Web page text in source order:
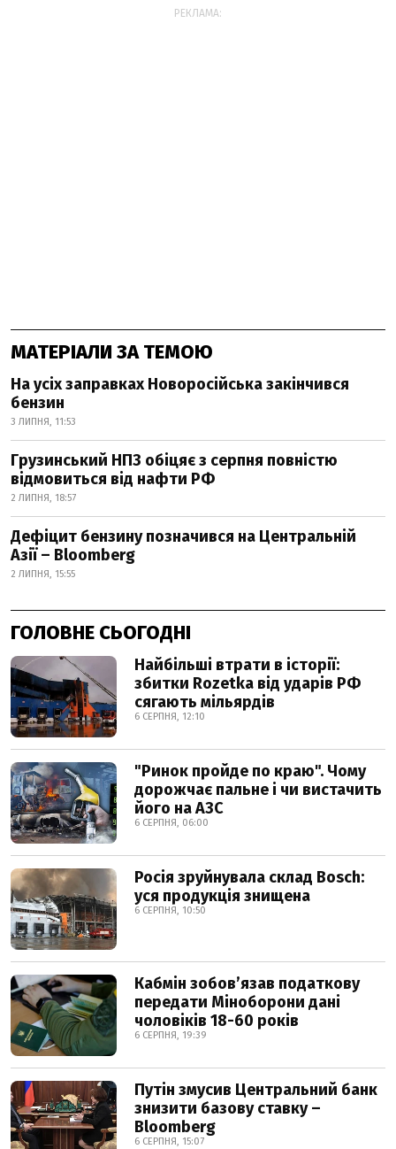
РЕКЛАМА:
МАТЕРІАЛИ ЗА ТЕМОЮ
На усіх заправках Новоросійська закінчився
бензин
3 ЛИПНЯ, 11:53
Грузинський НПЗ обіцяє з серпня повністю
відмовиться від нафти РФ
2 ЛИПНЯ, 18:57
Дефіцит бензину позначився на Центральній
Азії – Bloomberg
2 ЛИПНЯ, 15:55
ГОЛОВНЕ СЬОГОДНІ
Найбільші втрати в історії:
збитки Rozetka від ударів РФ
сягають мільярдів
6 СЕРПНЯ, 12:10
"Ринок пройде по краю". Чому
дорожчає пальне і чи вистачить
його на АЗС
6 СЕРПНЯ, 06:00
Росія зруйнувала склад Bosch:
уся продукція знищена
6 СЕРПНЯ, 10:50
Кабмін зобовʼязав податкову
передати Міноборони дані
чоловіків 18-60 років
6 СЕРПНЯ, 19:39
Путін змусив Центральний банк
знизити базову ставку –
Bloomberg
6 СЕРПНЯ, 15:07